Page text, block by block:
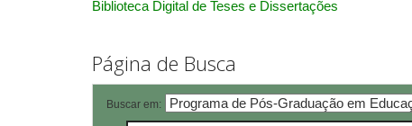
Biblioteca Digital de Teses e Dissertações
Página de Busca
Buscar em: